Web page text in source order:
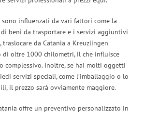
influenzati da vari fattori come la
beni da trasportare e i servizi aggiuntivi
traslocare da Catania a Kreuzlingen
di oltre 1000 chilometri, il che influisce
complessivo. Inoltre, se hai molti oggetti
servizi speciali, come l’imballaggio o lo
il prezzo sarà ovviamente maggiore.
offre un preventivo personalizzato in